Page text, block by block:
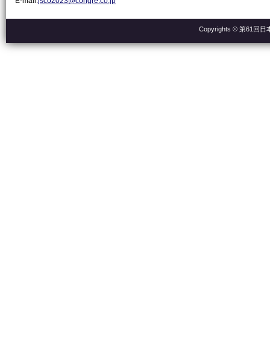
Copyrights © 第61回日